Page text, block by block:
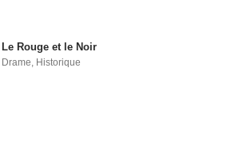
Le Rouge et le Noir
Drame, Historique